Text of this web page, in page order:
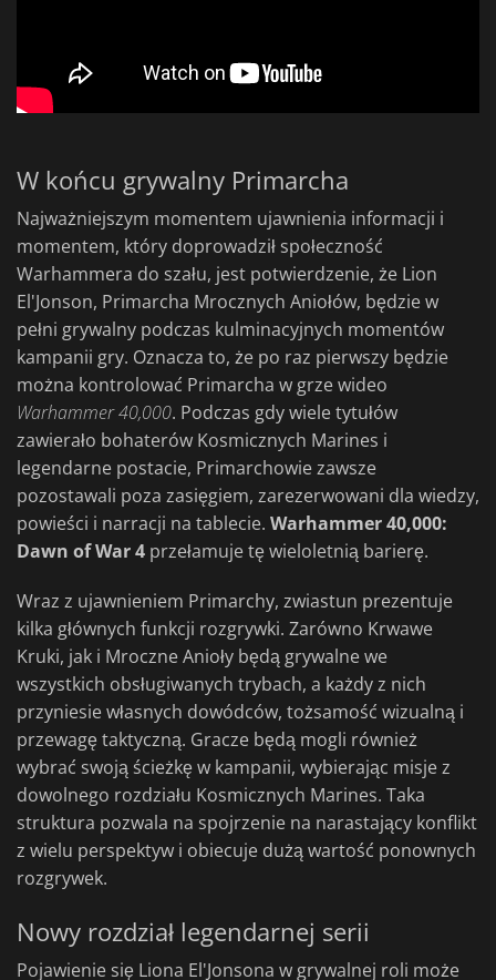
W końcu grywalny Primarcha
Najważniejszym momentem ujawnienia informacji i
momentem, który doprowadził społeczność
Warhammera do szału, jest potwierdzenie, że Lion
El'Jonson, Primarcha Mrocznych Aniołów, będzie w
pełni grywalny podczas kulminacyjnych momentów
kampanii gry. Oznacza to, że po raz pierwszy będzie
można kontrolować Primarcha w grze wideo
Warhammer 40,000. Podczas gdy wiele tytułów
zawierało bohaterów Kosmicznych Marines i
legendarne postacie, Primarchowie zawsze
pozostawali poza zasięgiem, zarezerwowani dla wiedzy,
powieści i narracji na tablecie. Warhammer 40,000:
Dawn of War 4 przełamuje tę wieloletnią barierę.
Wraz z ujawnieniem Primarchy, zwiastun prezentuje
kilka głównych funkcji rozgrywki. Zarówno Krwawe
Kruki, jak i Mroczne Anioły będą grywalne we
wszystkich obsługiwanych trybach, a każdy z nich
przyniesie własnych dowódców, tożsamość wizualną i
przewagę taktyczną. Gracze będą mogli również
wybrać swoją ścieżkę w kampanii, wybierając misje z
dowolnego rozdziału Kosmicznych Marines. Taka
struktura pozwala na spojrzenie na narastający konflikt
z wielu perspektyw i obiecuje dużą wartość ponownych
rozgrywek.
Nowy rozdział legendarnej serii
Pojawienie się Liona El'Jonsona w grywalnej roli może